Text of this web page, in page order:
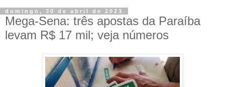
domingo, 30 de abril de 2023
Mega-Sena: três apostas da Paraíba
levam R$ 17 mil; veja números